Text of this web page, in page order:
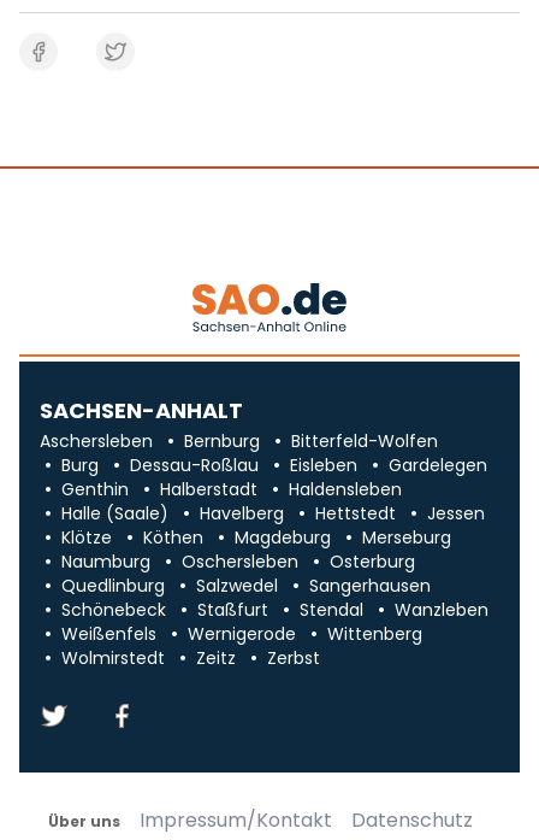
SACHSEN-ANHALT
Aschersleben Bernburg
Bitterfeld-Wolfen
Burg
Dessau-Roßlau Eisleben
Gardelegen
Genthin
Halberstadt
Haldensleben
Halle (Saale)
Havelberg Hettstedt
Jessen
Klötze
Köthen Magdeburg
Merseburg
Naumburg
Oschersleben
Osterburg
Quedlinburg
Salzwedel
Sangerhausen
Schönebeck
Staßfurt Stendal
Wanzleben
Weißenfels
Wernigerode
Wittenberg
Wolmirstedt
Zeitz Zerbst
Über uns Impressum/Kontakt Datenschutz